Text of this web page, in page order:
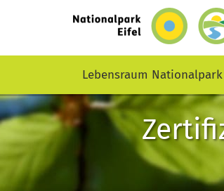
Lebensraum Nationalpark